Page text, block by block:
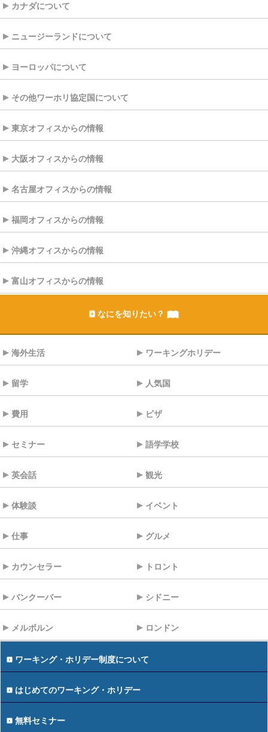
カナダについて
ニュージーランドについて
ヨーロッパについて
その他ワーホリ協定国について
東京オフィスからの情報
大阪オフィスからの情報
名古屋オフィスからの情報
福岡オフィスからの情報
沖縄オフィスからの情報
富山オフィスからの情報
なにを知りたい？
海外生活 ワーキングホリデー
留学 人気国
費用 ビザ
セミナー 語学学校
英会話 観光
体験談 イベント
仕事 グルメ
カウンセラー トロント
バンクーバー シドニー
メルボルン ロンドン
ワーキング・ホリデー制度について
はじめてのワーキング・ホリデー
無料セミナー